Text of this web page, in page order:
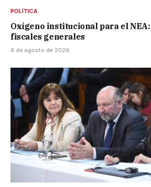
POLÍTICA
Oxígeno institucional para el
fiscales generales
6 de agosto de 2026